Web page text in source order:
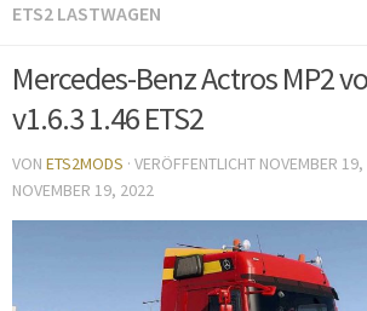
ETS2 LASTWAGEN
Mercedes-Benz Actros MP2
v1.6.3 1.46 ETS2
VON ETS2MODS · VERÖFFENTLICHT NOVEMBER
NOVEMBER 19, 2022